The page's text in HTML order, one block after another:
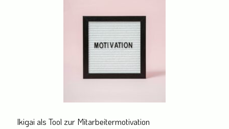
Ikigai als Tool zur Mitarbeitermotivation